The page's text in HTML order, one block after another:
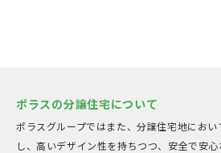
ポラスの分譲住宅について
ポラスグループではまた、分譲住宅地におい
し、高いデザイン性を持ちつつ、安全で安